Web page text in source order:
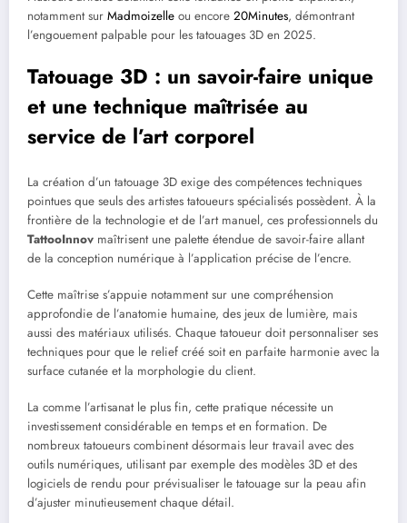
notamment sur Madmoizelle ou encore 20Minutes, démontrant
l’engouement palpable pour les tatouages 3D en 2025.
Tatouage 3D : un savoir-faire unique
et une technique maîtrisée au
service de l’art corporel
La création d’un tatouage 3D exige des compétences techniques
pointues que seuls des artistes tatoueurs spécialisés possèdent. À la
frontière de la technologie et de l’art manuel, ces professionnels du
TattooInnov maîtrisent une palette étendue de savoir-faire allant
de la conception numérique à l’application précise de l’encre.
Cette maîtrise s’appuie notamment sur une compréhension
approfondie de l’anatomie humaine, des jeux de lumière, mais
aussi des matériaux utilisés. Chaque tatoueur doit personnaliser ses
techniques pour que le relief créé soit en parfaite harmonie avec la
surface cutanée et la morphologie du client.
La comme l’artisanat le plus fin, cette pratique nécessite un
investissement considérable en temps et en formation. De
nombreux tatoueurs combinent désormais leur travail avec des
outils numériques, utilisant par exemple des modèles 3D et des
logiciels de rendu pour prévisualiser le tatouage sur la peau afin
d’ajuster minutieusement chaque détail.